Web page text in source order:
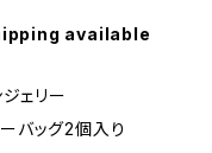
available
ェリー
バッグ2個入り